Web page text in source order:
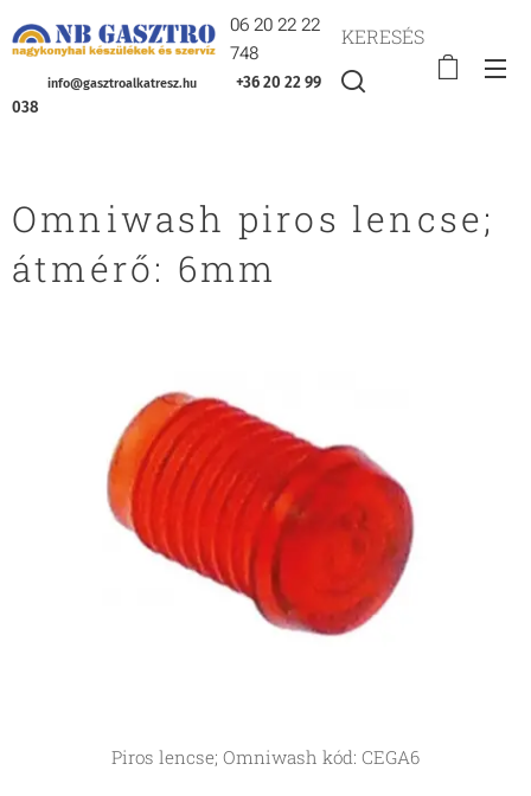
06 20 22 22
748
info@gasztroalkatresz.hu
+36 20 22 99
038
KERESÉS
Omniwash piros lencse;
átmérő: 6mm
Piros lencse; Omniwash kód: CEGA6